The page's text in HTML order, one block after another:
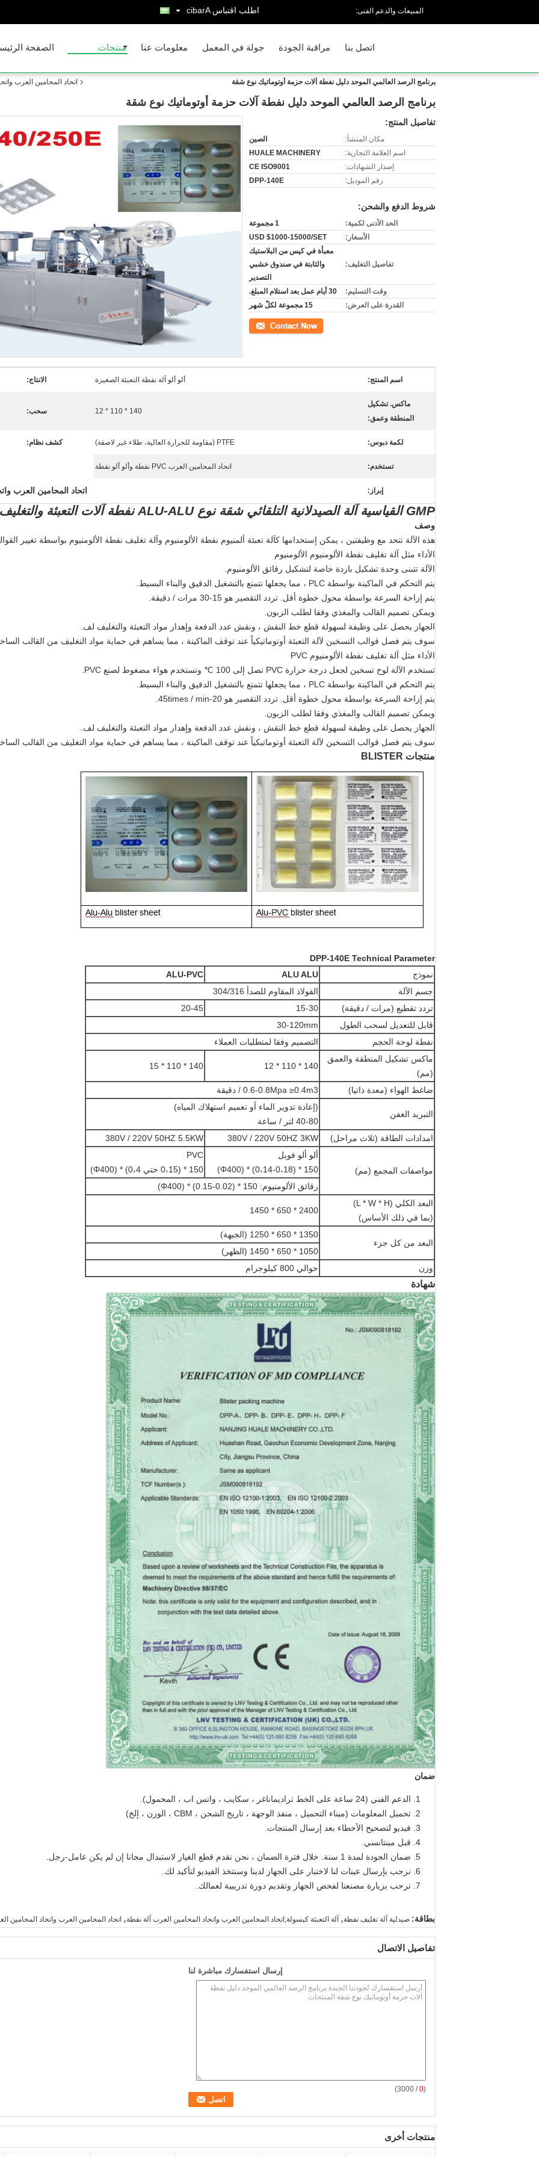
المبيعات والدعم الفنى: اطلب اقتباس Arabic
الصفحة منتجات معلومات عنا جولة في المعمل مراقبة الجودة اتصل بنا
اتحاد المحامين العرب برنامج الرصد العالمي الموحد دليل نفطة آلات حزمة أوتوماتيك نوع شقة
برنامج الرصد العالمي الموحد دليل نفطة آلات حزمة أوتوماتيك نوع شقة
تفاصيل المنتج:
مكان المنشأ:
الصين
اسم العلامة التجارية:
HUALE MACHINERY
إصدار الشهادات:
CE ISO9001
رقم الموديل:
DPP-140E
شروط الدفع والشحن:
الحد الأدنى لكمية:
1 مجموعة
الأسعار:
USD $1000-15000/SET
تفاصيل التغليف:
معبأة في كيس من البلاستيك
والثابتة في صندوق خشبي
التصدير
وقت التسليم:
30 أيام عمل بعد استلام المبلغ.
القدرة على العرض:
15 مجموعة لكلّ شهر
اتصل
اسم المنتج: ألو ألو آلة نفطة التعبئة الصغيرة الانتاج:
ماكس. تشكيل
المنطقة وعمق:
140 * 110 * 12 سحب:
لكمة دبوس: PTFE (مقاومة للحرارة العالية، طلاء غير لاصقة) كشف نظام:
تستخدم: اتحاد المحامين العرب PVC نفطة وألو ألو نفطة
إبراز: اتحاد المحامين العرب
GMP القياسية آلة الصيدلانية التلقائي شقة نوع ALU-ALU نفطة آلات التعبئة والتغليف
وصف
هذه الآلة تتحد مع وظيفتين ، يمكن إستخدامها كآلة تعبئة ألمنيوم نفطة الألومنيوم وآلة تغليف نفطة الألومنيوم بواسطة تغيير
الأداء مثل آلة تغليف نفطة الألومنيوم الألومنيوم
الآلة تتبنى وحدة تشكيل باردة خاصة لتشكيل رقائق الألومنيوم.
يتم التحكم في الماكينة بواسطة PLC ، مما يجعلها تتمتع بالتشغيل الدقيق والبناء البسيط.
يتم إزاحة السرعة بواسطة محول خطوة أقل. تردد التقصير هو 15-30 مرات / دقيقة.
ويمكن تصميم القالب والمغذي وفقا لطلب الزبون.
الجهاز يحصل على وظيفة لسهولة قطع خط النقش ، ونقش عدد الدفعة وإهدار مواد التعبئة والتغليف لف.
سوف يتم فصل قوالب التسخين لآلة التعبئة أوتوماتيكياً عند توقف الماكينة ، مما يساهم في حماية مواد التغليف من القالب
الأداء مثل آلة تغليف نفطة الألومنيوم PVC
تستخدم الآلة لوح تسخين لجعل درجة حرارة PVC تصل إلى 100 ℃ وتستخدم هواء مضغوط لصنع PVC.
يتم التحكم في الماكينة بواسطة PLC ، مما يجعلها تتمتع بالتشغيل الدقيق والبناء البسيط.
يتم إزاحة السرعة بواسطة محول خطوة أقل. تردد التقصير هو 20-45times / min.
ويمكن تصميم القالب والمغذي وفقا لطلب الزبون.
الجهاز يحصل على وظيفة لسهولة قطع خط النقش ، ونقش عدد الدفعة وإهدار مواد التعبئة والتغليف لف.
سوف يتم فصل قوالب التسخين لآلة التعبئة أوتوماتيكياً عند توقف الماكينة ، مما يساهم في حماية مواد التغليف من القالب
منتجات BLISTER
DPP-140E Technical Parameter
نموذج
ALU ALU
ALU-PVC
جسم الآلة
الفولاذ المقاوم للصدأ 304/316
تردد تقطيع (مرات / دقيقة)
15-30
20-45
قابل للتعديل لسحب الطول
30-120mm
نفطة لوحة الحجم
التصميم وفقا لمتطلبات العملاء
ماكس تشكيل المنطقة والعمق
(مم)
140 * 110 * 12
140 * 110 * 15
ضاغط الهواء (معدة ذاتيا) 0.6-0.8Mpa ≥0.4m3 / دقيقة
التبريد العفن
(إعادة تدوير الماء أو تعميم استهلاك المياه)
40-80 لتر / ساعة
امدادات الطاقة (ثلاث مراحل)
380V / 220V 50HZ 3KW
380V / 220V 50HZ 5.5KW
مواصفات المجمع (مم)
ألو ألو فويل
150 * (0،14-0،18) * (Φ400)
PVC
150 * (0،15 حتي 0،4) * (Φ400)
رقائق الألومنيوم: 150 * (0.02-0.15) * (Φ400)
البعد الكلي (L * W * H)
(بما في ذلك الأساس)
2400 * 650 * 1450
البعد من كل جزء
1350 * 650 * 1250 (الجبهة)
1050 * 650 * 1450 (الظهر)
وزن
حوالي 800 كيلوجرام
شهادة
ضمان
الدعم الفني (24 ساعة على الخط تراديماناغر ، سكايب ، واتس اب ، المحمول).
تحميل المعلومات (ميناء التحميل ، منفذ الوجهة ، تاريخ الشحن ، CBM ، الوزن ، إلخ)
فيديو لتصحيح الأخطاء بعد إرسال المنتجات.
قبل مينتانسي.
ضمان الجودة لمدة 1 سنة. خلال فترة الضمان ، نحن نقدم قطع الغيار لاستبدال مجانا إن لم يكن عامل-رجل.
نرحب بإرسال عينات لنا لاختبار على الجهاز لدينا وسنتخذ الفيديو لتأكيد لك.
نرحب بزيارة مصنعنا لفحص الجهاز وتقديم دورة تدريبية لعمالك.
بطاقة: صيدلية آلة تغليف نفطة, آلة التعبئة كبسولة,اتحاد المحامين العرب واتحاد المحامين العرب آلة نفطة, اتحاد المحامين العرب واتحاد المحامين
تفاصيل الاتصال
إرسال استفسارك مباشرة لنا
(
0
/ 3000)
منتجات أخرى